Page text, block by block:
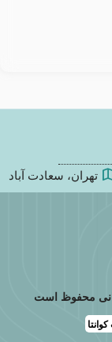
تهران، سعادت آباد
محفوظ است